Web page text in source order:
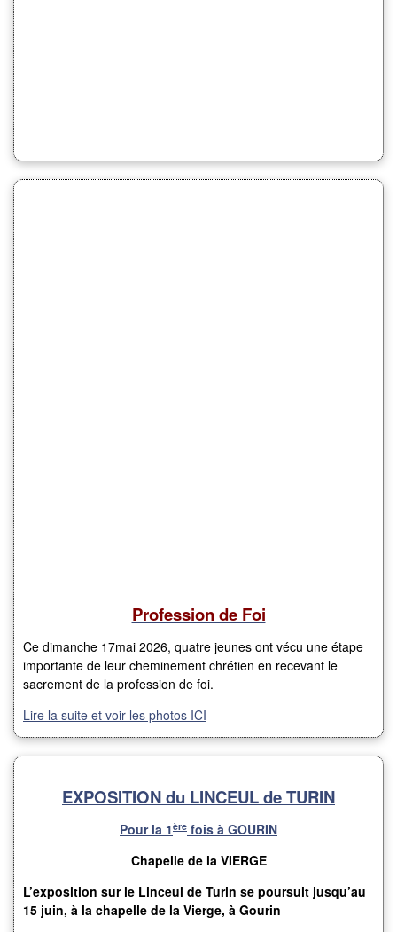
Profession de Foi
Ce dimanche 17mai 2026, quatre jeunes ont vécu une étape
importante de leur cheminement chrétien en recevant le
sacrement de la profession de foi.
Lire la suite et voir les photos ICI
EXPOSITION du LINCEUL de TURIN
Pour la 1ère fois à GOURIN
Chapelle de la VIERGE
L’exposition sur le Linceul de Turin se poursuit jusqu’au
15 juin, à la chapelle de la Vierge, à Gourin